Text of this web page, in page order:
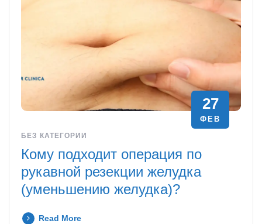
27
ФЕВ
БЕЗ КАТЕГОРИИ
Кому подходит операция по
рукавной резекции желудка
(уменьшению желудка)?
Read More